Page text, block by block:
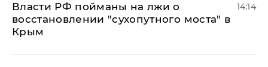
Власти РФ пойманы на лжи о
восстановлении "сухопутного моста" в
Крым
14:14